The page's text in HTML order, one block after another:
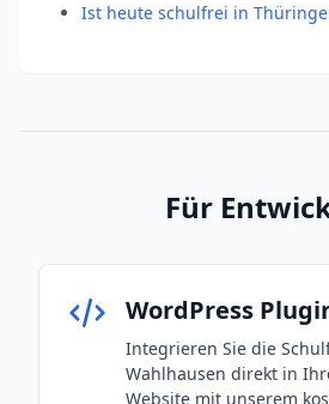
Ist heute schulfrei in
Für
WordPress
Integrieren Sie die
Wahlhausen direkt in
Website mit unserem